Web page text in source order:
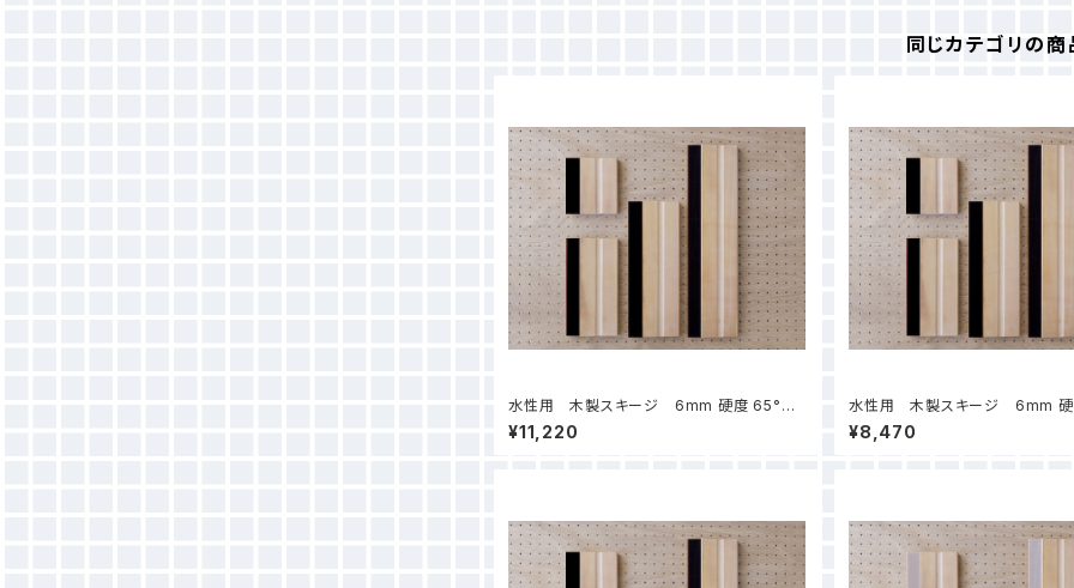
同じカテゴリの商
水性用 木製スキージ 6mm 硬度 65°
50cm
¥11,220
水性用 木製スキージ 6mm
35cm
¥8,470